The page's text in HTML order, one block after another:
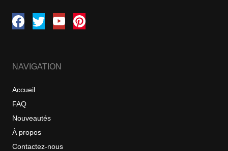
NAVIGATION
Accueil
FAQ
Nouveautés
À propos
Contactez-nous